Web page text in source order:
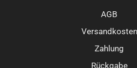
AGB
Versandkosten
Zahlung
Rückgabe